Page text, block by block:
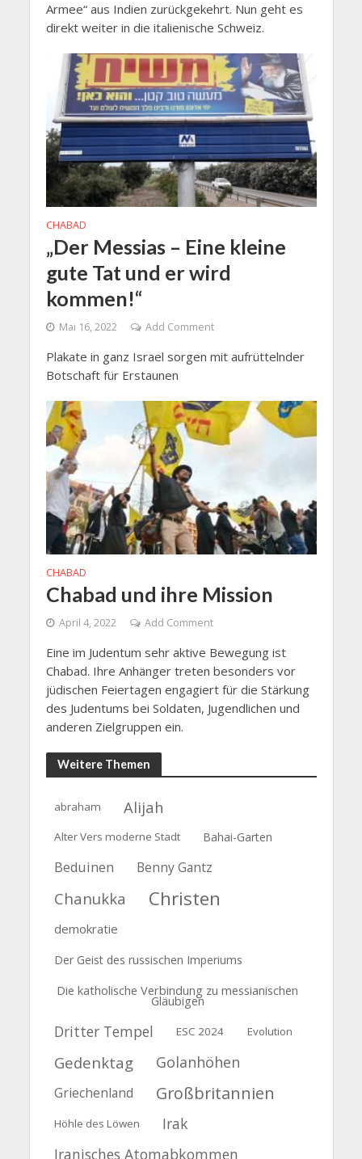
Armee“ aus Indien zurückgekehrt. Nun geht es
direkt weiter in die italienische Schweiz.
CHABAD
„Der Messias – Eine kleine
gute Tat und er wird
kommen!“
Mai 16, 2022 Add Comment
Plakate in ganz Israel sorgen mit aufrüttelnder
Botschaft für Erstaunen
CHABAD
Chabad und ihre Mission
April 4, 2022 Add Comment
Eine im Judentum sehr aktive Bewegung ist
Chabad. Ihre Anhänger treten besonders vor
jüdischen Feiertagen engagiert für die Stärkung
des Judentums bei Soldaten, Jugendlichen und
anderen Zielgruppen ein.
Weitere Themen
abraham Alijah
Alter Vers moderne Stadt Bahai-Garten
Beduinen Benny Gantz
Chanukka Christen
demokratie
Der Geist des russischen Imperiums
Die katholische Verbindung zu messianischen
Gläubigen
Dritter Tempel ESC 2024 Evolution
Gedenktag Golanhöhen
Griechenland Großbritannien
Höhle des Löwen
Irak
Iranisches Atomabkommen